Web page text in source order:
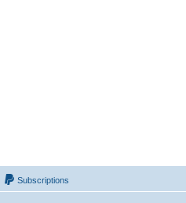
Subscriptions